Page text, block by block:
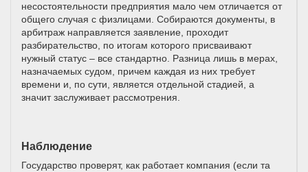
несостоятельности предприятия мало чем отличается от
общего случая с физлицами. Собираются документы, в
арбитраж направляется заявление, проходит
разбирательство, по итогам которого присваивают
нужный статус – все стандартно. Разница лишь в мерах,
назначаемых судом, причем каждая из них требует
времени и, по сути, является отдельной стадией, а
значит заслуживает рассмотрения.
Наблюдение
Государство проверят, как работает компания (если та